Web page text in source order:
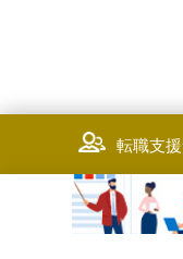
転職支